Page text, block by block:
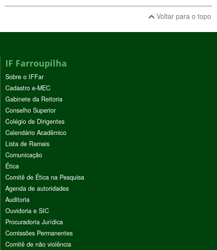
Voltar para o topo
IF Farroupilha
Sobre o IFFar
Cadastro e-MEC
Gabinete da Reitoria
Conselho Superior
Colégio de Dirigentes
Calendário Acadêmico
Lista de Ramais
Comunicação
Ética
Comitê de Ética na Pesquisa
Agenda de autoridades
Auditoria
Ouvidoria e SIC
Procuradoria Jurídica
Comissões Permanentes
Comitê de não violência